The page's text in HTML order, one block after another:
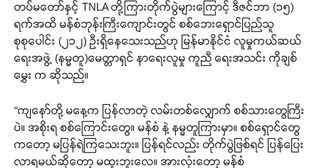
တပ်မတော်နှင့် TNLA တို့ကြားတိုက်ပွဲများကြောင့် ဒီဇင်ဘာ (၁၅)
ရက်အထိ မန်စံဘုန်းကြီးကျောင်းတွင် စစ်ဘေးရှောင်ပြည်သူ
စုစုပေါင်း (၂၁၂) ဦးရှိနေသေးသည်ဟု မြန်မာနိုင်ငံ လူမှုကယ်ဆယ်
ရေးအဖွဲ့ (နမ္မတူ)မေတ္တာရှင် နာရေးလူမှု ကူညီ ရေးအသင်း ကိုချစ်
မွှေး က ဆိုသည်။
“ကျနော်တို့ မနေ့က ပြန်လာတဲ့ လမ်းတစ်လျှောက် စစ်သားတွေကြီး
ပဲ။ အစိုးရ စစ်ကြောင်းတွေ။ မန်စံ နဲ့ နမ္မတူကြားမှာ။ စစ်ရှောင်တွေ
ကတော့ မပြန်ရဲကြသေးဘူး။ ပြန်ရင်လည်း တိုက်ပွဲဖြစ်ရင် ပြန်ပြေး
လာရမယ်ဆိုတော့ မထူးဘူးလေ။ အားလုံးတော့ မန်စံ